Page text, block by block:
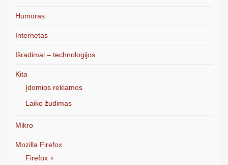
Humoras
Internetas
Išradimai – technologijos
Kita
Įdomios reklamos
Laiko žudimas
Mikro
Mozilla Firefox
Firefox +